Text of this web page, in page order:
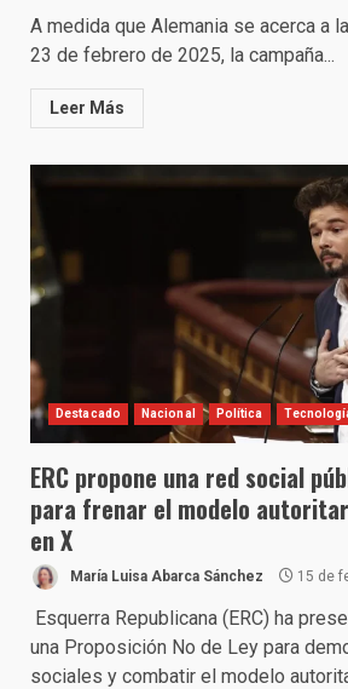
A medida que Alemania se acerca a
23 de febrero de 2025, la campaña...
Leer Más
Destacado Nacional Política
ERC propone una red social
para frenar el modelo
en X
María Luisa Abarca Sánchez 15 de
Esquerra Republicana (ERC) ha
una Proposición No de Ley para
sociales y combatir el modelo